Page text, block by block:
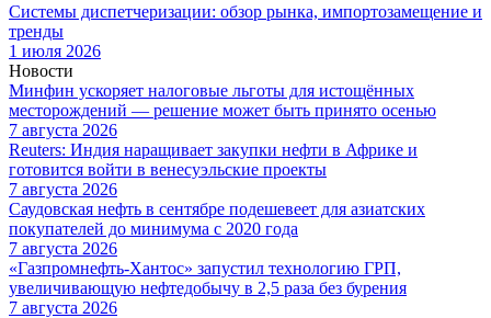
Системы диспетчеризации: обзор рынка, импортозамещение и
тренды
1 июля 2026
Новости
Минфин ускоряет налоговые льготы для истощённых
месторождений — решение может быть принято осенью
7 августа 2026
Reuters: Индия наращивает закупки нефти в Африке и
готовится войти в венесуэльские проекты
7 августа 2026
Саудовская нефть в сентябре подешевеет для азиатских
покупателей до минимума с 2020 года
7 августа 2026
«Газпромнефть-Хантос» запустил технологию ГРП,
увеличивающую нефтедобычу в 2,5 раза без бурения
7 августа 2026